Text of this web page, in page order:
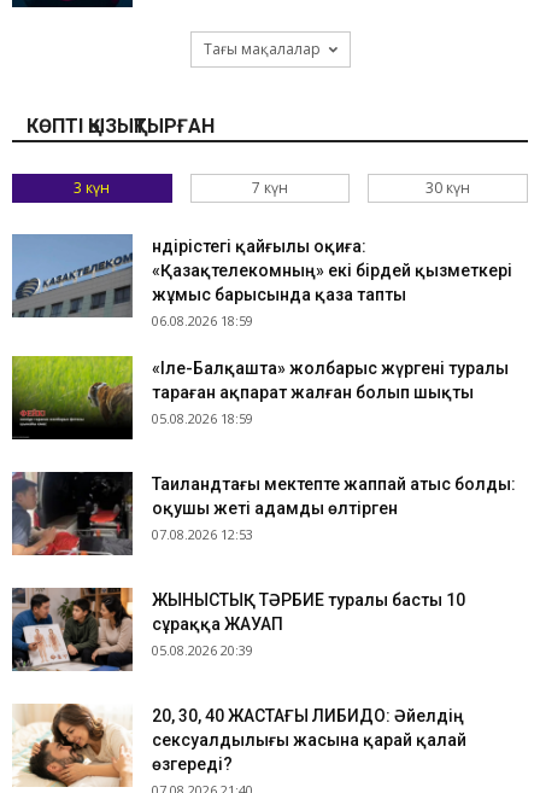
Тағы мақалалар
КӨПТІ ҚЫЗЫҚТЫРҒАН
3 күн 7 күн 30 күн
Өндірістегі қайғылы оқиға:
«Қазақтелекомның» екі бірдей қызметкері
жұмыс барысында қаза тапты
06.08.2026 18:59
«Іле-Балқашта» жолбарыс жүргені туралы
тараған ақпарат жалған болып шықты
05.08.2026 18:59
Таиландтағы мектепте жаппай атыс болды:
оқушы жеті адамды өлтірген
07.08.2026 12:53
ЖЫНЫСТЫҚ ТӘРБИЕ туралы басты 10
сұраққа ЖАУАП
05.08.2026 20:39
​20, 30, 40 ЖАСТАҒЫ ЛИБИДО: Әйелдің
сексуалдылығы жасына қарай қалай
өзгереді?